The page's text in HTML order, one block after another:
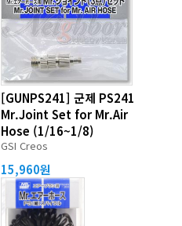
[GUNPS241] 군제 PS241
Mr.Joint Set for Mr.Air
Hose (1/16~1/8)
GSI Creos
15,960원